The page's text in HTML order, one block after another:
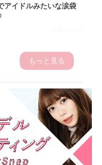
アイドルみたいな涙袋
もっと見る